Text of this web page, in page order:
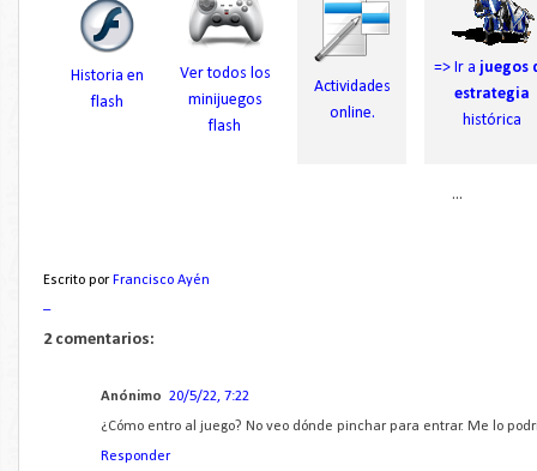
Historia en
flash
Ver todos los
minijuegos
flash
Actividades
online.
=> Ir a juegos
estrategia
histórica
...
Escrito por Francisco Ayén
2 comentarios:
Anónimo 20/5/22, 7:22
¿Cómo entro al juego? No veo dónde pinchar para entrar. Me lo
Responder